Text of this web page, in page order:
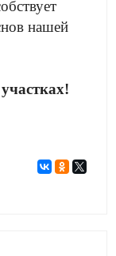
нашей